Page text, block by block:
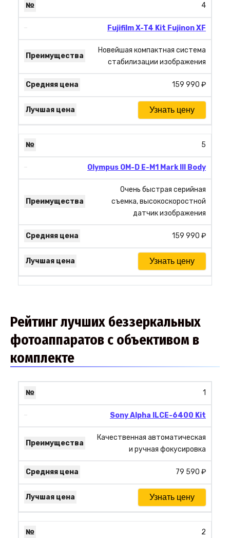
4
Fujifilm X-T4 Kit Fujinon XF
Новейшая компактная система
стабилизации изображения
159 990 ₽
Узнать цену
5
Olympus OM-D E-M1 Mark III Body
Очень быстрая серийная
съемка, высокоскоростной
датчик изображения
159 990 ₽
Узнать цену
Рейтинг лучших беззеркальных
фотоаппаратов с объективом в
комплекте
1
Sony Alpha ILCE-6400 Kit
Качественная автоматическая
и ручная фокусировка
79 590 ₽
Узнать цену
2